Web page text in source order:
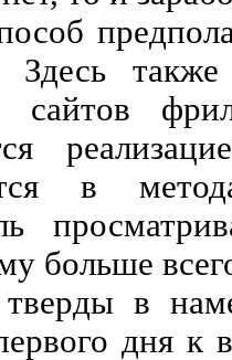
Здесь
сайтов
в
больше
в
дня к